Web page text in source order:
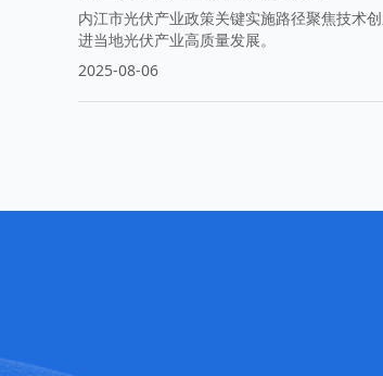
内江市光伏产业政策关键实施路径聚焦技术
进当地光伏产业高质量发展。
2025-08-06